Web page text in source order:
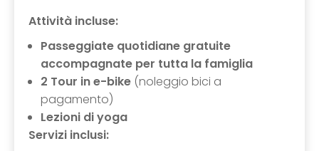
Attività incluse:
Passeggiate quotidiane gratuite
accompagnate per tutta la famiglia
2 Tour in e-bike (noleggio bici a
pagamento)
Lezioni di yoga
Servizi inclusi: